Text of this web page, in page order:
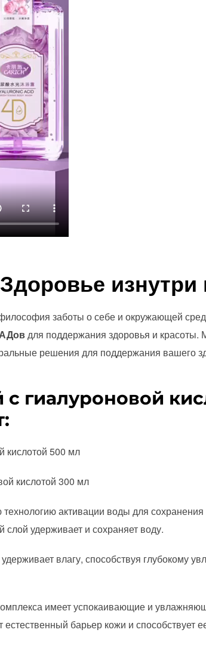
изнутри
заботы о себе и окружающей
для поддержания здоровья и красоты.
решения для поддержания вашего
гиалуроновой
кислотой 500 мл
кислотой 300 мл
активации воды для сохранения
удерживает и сохраняет воду.
влагу, способствуя глубокому
имеет успокаивающие и
барьер кожи и способствует